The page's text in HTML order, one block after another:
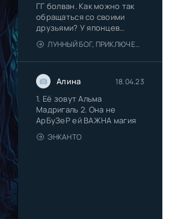
ГГ болван. Как можно так
обращаться со своими
друзьями? У японцев
смотрю вообще
ЛУННЫЙ БОГ, ПРИКЛЮЧЕНИЕ И ДРУГОЙ МИР
Алина 18.04.23
1. Её зовут Альма
Мадригаль 2. Она не
АрБуЗеР ей ВАЖНА магия
ЭНКАНТО